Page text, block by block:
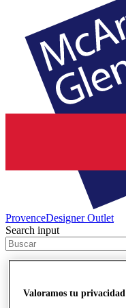
ProvenceDesigner Outlet
Search input
Planifica tu visita
Valoramos tu privacidad